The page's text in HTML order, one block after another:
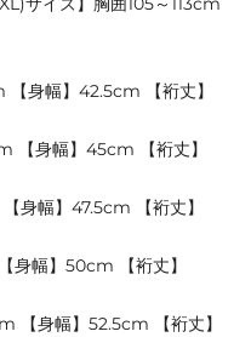
身幅】42.5cm 【裄丈】
【身幅】45cm 【裄丈】
身幅】47.5cm 【裄丈】
身幅】50cm 【裄丈】
【身幅】52.5cm 【裄丈】